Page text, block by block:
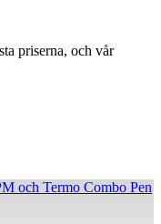
priserna, och vår